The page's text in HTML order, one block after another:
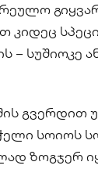
კიდეც
– სუშიოკე
გვერდით
სოიოს
ზოგჯერ